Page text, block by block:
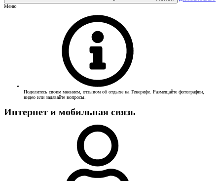
Меню
Поделитесь своим мнением, отзывом об отдыхе на Тенерифе. Размещайте фотографии,
видео или задавайте вопросы.
Интернет и мобильная связь